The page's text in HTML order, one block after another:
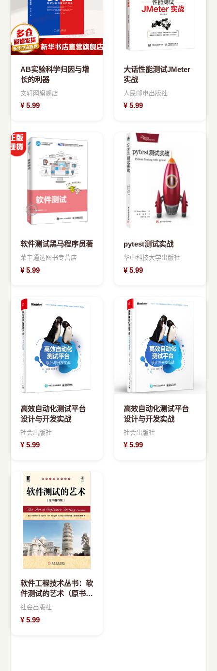
AB实验科学归因与增
长的利器
文轩网旗舰店
¥ 5.99
大话性能测试JMeter
实战
人民邮电出版社
¥ 5.99
软件测试黑马程序员著
荣丰通达图书专营店
¥ 5.99
pytest测试实战
华中科技大学出版社
¥ 5.99
高效自动化测试平台
设计与开发实战
社会出版社
¥ 5.99
高效自动化测试平台
设计与开发实战
社会出版社
¥ 5.99
软件工程技术丛书：软
件测试的艺术（原书第
3版）
社会出版社
¥ 5.99